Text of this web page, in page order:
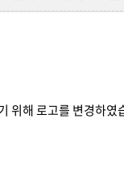
위해 로고를 변경하였